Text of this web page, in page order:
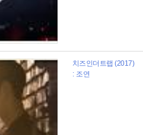
치즈인더트랩 (2017)
: 조연